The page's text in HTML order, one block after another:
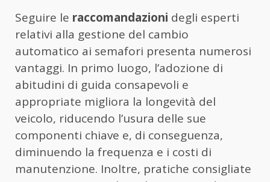
Seguire le raccomandazioni degli esperti
relativi alla gestione del cambio
automatico ai semafori presenta numerosi
vantaggi. In primo luogo, l’adozione di
abitudini di guida consapevoli e
appropriate migliora la longevità del
veicolo, riducendo l’usura delle sue
componenti chiave e, di conseguenza,
diminuendo la frequenza e i costi di
manutenzione. Inoltre, pratiche consigliate